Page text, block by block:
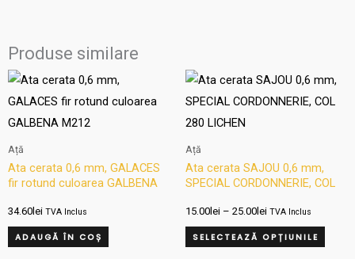
Produse similare
Ață
Ata cerata 0,6 mm, GALACES
fir rotund culoarea GALBENA
34.60 lei TVA Inclus
ADAUGĂ ÎN COȘ
Ață
Ata cerata SAJOU 0,6 mm,
SPECIAL CORDONNERIE, COL
15.00 lei – 25.00 lei
Interval
prețuri:
TVA Inclus
SELECTEAZĂ OPȚIUNILE
Acest
pot
fi